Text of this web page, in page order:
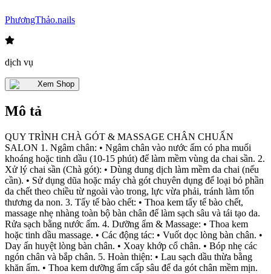
PhươngThảo.nails
dịch vụ
Xem Shop
Mô tả
QUY TRÌNH CHÀ GÓT & MASSAGE CHÂN CHUẨN
SALON 1. Ngâm chân: • Ngâm chân vào nước ấm có pha muối
khoáng hoặc tinh dầu (10-15 phút) để làm mềm vùng da chai sần. 2.
Xử lý chai sần (Chà gót): • Dùng dung dịch làm mềm da chai (nếu
cần). • Sử dụng dũa hoặc máy chà gót chuyên dụng để loại bỏ phần
da chết theo chiều từ ngoài vào trong, lực vừa phải, tránh làm tổn
thương da non. 3. Tẩy tế bào chết: • Thoa kem tẩy tế bào chết,
massage nhẹ nhàng toàn bộ bàn chân để làm sạch sâu và tái tạo da.
Rửa sạch bằng nước ấm. 4. Dưỡng ẩm & Massage: • Thoa kem
hoặc tinh dầu massage. • Các động tác: • Vuốt dọc lòng bàn chân. •
Day ấn huyệt lòng bàn chân. • Xoay khớp cổ chân. • Bóp nhẹ các
ngón chân và bắp chân. 5. Hoàn thiện: • Lau sạch dầu thừa bằng
khăn ấm. • Thoa kem dưỡng ẩm cấp sâu để da gót chân mềm mịn.